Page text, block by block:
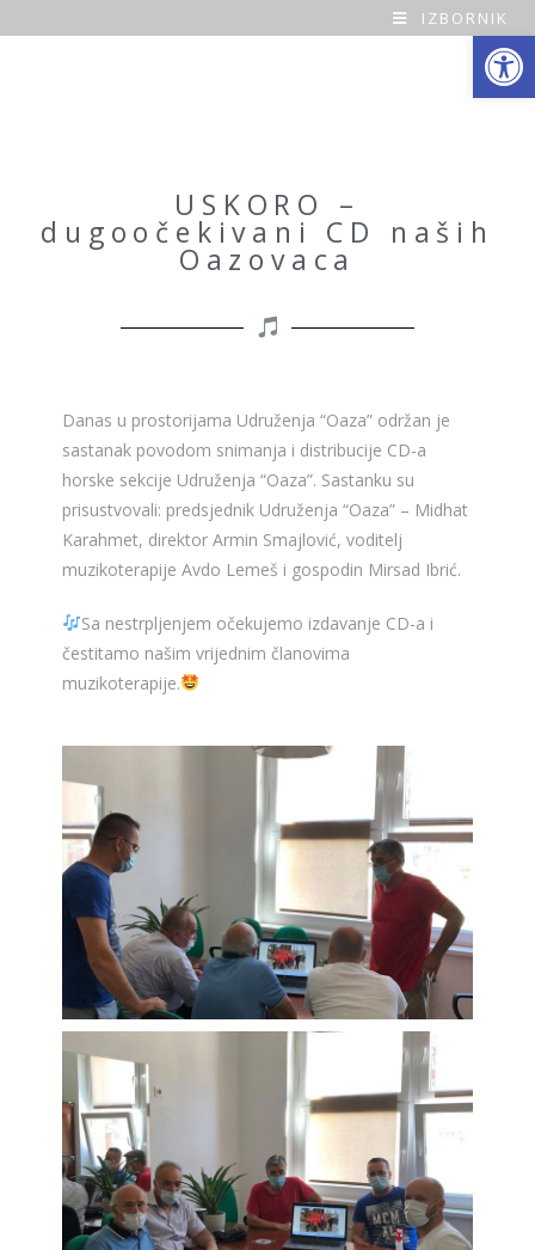
Open toolbar
O
H
IZBORNIK
USKORO –
dugoočekivani CD naših
Oazovaca
Danas u prostorijama Udruženja “Oaza” održan je
sastanak povodom snimanja i distribucije CD-a
horske sekcije Udruženja “Oaza”. Sastanku su
prisustvovali: predsjednik Udruženja “Oaza” – Midhat
Karahmet, direktor Armin Smajlović, voditelj
muzikoterapije Avdo Lemeš i gospodin Mirsad Ibrić.
Sa nestrpljenjem očekujemo izdavanje CD-a i
čestitamo našim vrijednim članovima
muzikoterapije.